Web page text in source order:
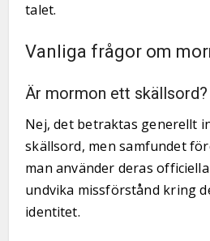
talet.
Vanliga frågor om
Är mormon ett skällsord?
Nej, det betraktas generellt
skällsord, men samfundet
man använder deras
undvika missförstånd kring
identitet.